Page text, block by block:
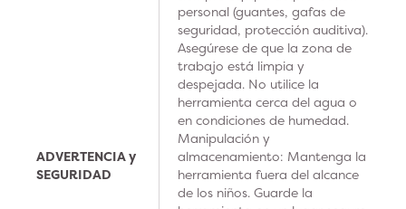
ADVERTENCIA y
SEGURIDAD
personal (guantes, gafas de
seguridad, protección auditiva).
Asegúrese de que la zona de
trabajo está limpia y
despejada. No utilice la
herramienta cerca del agua o
en condiciones de humedad.
Manipulación y
almacenamiento: Mantenga la
herramienta fuera del alcance
de los niños. Guarde la